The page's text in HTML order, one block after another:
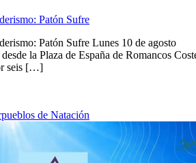
Patón Sufre
Patón Sufre Lunes 10 de agosto
la Plaza de España de Romancos
seis […]
de Natación